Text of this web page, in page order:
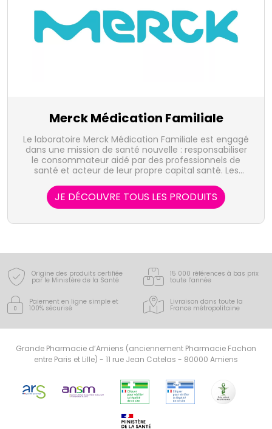
Merck Médication Familiale
Le laboratoire Merck Médication Familiale est engagé
dans une mission de santé nouvelle : responsabiliser
le consommateur aidé par des professionnels de
santé et acteur de leur propre capital santé. Les
de vitalité, la lutte contre le stress ou encore les
déséquilibres alimentaires. Pour y répondre,
probiotiques, vitamines, oligo-éléments ou plantes
sont utilisés pour développer de nouveaux produits.
JE DÉCOUVRE TOUS LES PRODUITS
Origine des produits certifiée
par le Ministère de la Santé
15 000 références à bas prix
toute l’année
Paiement en ligne simple et
100% sécurisé
Livraison dans toute la
France métropolitaine
Grande Pharmacie d’Amiens (anciennement Pharmacie Fachon
entre Paris et Lille) - 11 rue Jean Catelas - 80000 Amiens